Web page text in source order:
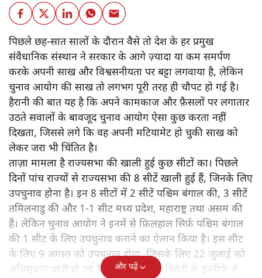
पिछले छह-सात सालों के दौरान वैसे तो देश के हर प्रमुख
संवैधानिक संस्थान ने सरकार के आगे ज़्यादा या कम समर्पण
करके अपनी साख और विश्वसनीयता पर बट्टा लगवाया है, लेकिन
चुनाव आयोग की साख तो लगभग पूरी तरह ही चौपट हो गई है।
हैरानी की बात यह है कि अपने कामकाज और फ़ैसलों पर लगातार
उठते सवालों के बावजूद चुनाव आयोग ऐसा कुछ करता नहीं
दिखता, जिससे लगे कि वह अपनी मटियामेट हो चुकी साख को
लेकर जरा भी चिंतित है।
ताज़ा मामला है राज्यसभा की खाली हुई कुछ सीटों का। पिछले
दिनों पांच राज्यों से राज्यसभा की 8 सीटें खाली हुई हैं, जिनके लिए
उपचुनाव होना है। इन 8 सीटों में 2 सीटें पश्चिम बंगाल की, 3 सीटें
तमिलनाडु की और 1-1 सीट मध्य प्रदेश, महाराष्ट्र तथा असम की
हैं। लेकिन चुनाव आयोग ने इनमें से फ़िलहाल सिर्फ़ पश्चिम बंगाल
की 1 सीट के लिए उपचुनाव कराने का ऐलान किया है। इस सीट
के लिए 9 अगस्त को उपचुनाव होगा, जिसके लिए 22 जुलाई को
अधिसूचना जारी हो गई है। यह सीट दिनेश त्रिवेदी के इस्तीफे से
और पढ़ें